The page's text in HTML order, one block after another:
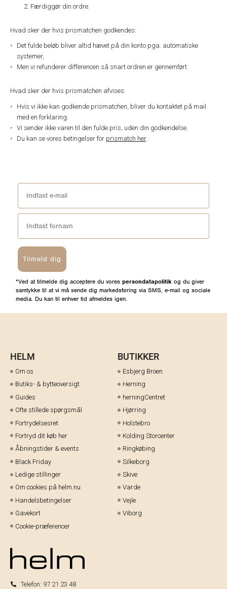
Færdiggør din ordre.
Hvad sker der hvis prismatchen godkendes:
Det fulde beløb bliver altid hævet på din konto pga. automatiske
systemer,
Men vi refunderer differencen så snart ordren er gennemført.
Hvad sker der hvis prismatchen afvises:
Hvis vi ikke kan godkende prismatchen, bliver du kontaktet på mail
med en forklaring.
Vi sender ikke varen til den fulde pris, uden din godkendelse.
Du kan se vores betingelser for prismatch her.
Tilmeld dig
*Ved at tilmelde dig acceptere du vores persondatapolitik og du giver
samtykke til at vi må sende dig markedsføring via SMS, e-mail og sociale
media. Du kan til enhver tid afmeldes igen.
HELM
Om os
Butiks- & bytteoversigt
Guides
Ofte stillede spørgsmål
Fortrydelsesret
Fortryd dit køb her
Åbningstider & events
Black Friday
Ledige stillinger
Om cookies på helm.nu
Handelsbetingelser
Gavekort
Cookie-præferencer
BUTIKKER
Esbjerg Broen
Herning
herningCentret
Hjørring
Holstebro
Kolding Storcenter
Ringkøbing
Silkeborg
Skive
Varde
Vejle
Viborg
Telefon: 97 21 23 48